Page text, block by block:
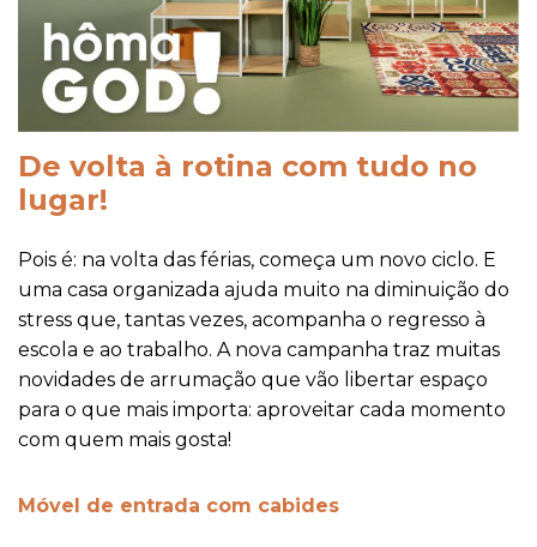
De volta à rotina com tudo no
lugar!
Pois é: na volta das férias, começa um novo ciclo. E
uma casa organizada ajuda muito na diminuição do
stress que, tantas vezes, acompanha o regresso à
escola e ao trabalho. A nova campanha traz muitas
novidades de arrumação que vão libertar espaço
para o que mais importa: aproveitar cada momento
com quem mais gosta!
Móvel de entrada com cabides